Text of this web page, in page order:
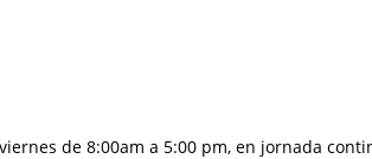
de 8:00am a 5:00 pm, en jornada